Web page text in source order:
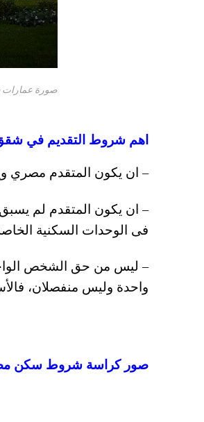
صورة عمارات
اهم شروط التقديم في
– ان يكون المتقدم مصري ويبلغ من
– ان يكون المتقدم لم
فى الوحدات السكنية
– ليس من حق الشخص الواحد
واحدة وليس منفصلان،
صور كراسة شروط سكن مصر 2017 المرحلة